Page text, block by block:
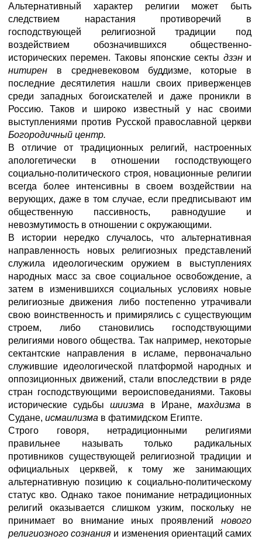
Альтернативный характер религии может быть
следствием нарастания противоречий в
господствующей религиозной традиции под
воздействием обозначившихся общественно-
исторических перемен. Таковы японские секты дзэн и
нитирен в средневековом буддизме, которые в
последние десятилетия нашли своих приверженцев
среди западных богоискателей и даже проникли в
Россию. Таков и широко известный у нас своими
выступлениями против Русской православной церкви
Богородичный центр.
В отличие от традиционных религий, настроенных
апологетически в отношении господствующего
социально-политического строя, новационные религии
всегда более интенсивны в своем воздействии на
верующих, даже в том случае, если предписывают им
общественную пассивность, равнодушие и
невозмутимость в отношении с окружающими.
В истории нередко случалось, что альтернативная
направленность новых религиозных представлений
служила идеологическим оружием в выступлениях
народных масс за свое социальное освобождение, а
затем в изменившихся социальных условиях новые
религиозные движения либо постепенно утрачивали
свою воинственность и примирялись с существующим
строем, либо становились господствующими
религиями нового общества. Так например, некоторые
сектантские направления в исламе, первоначально
служившие идеологической платформой народных и
оппозиционных движений, стали впоследствии в ряде
стран господствующими вероисповеданиями. Таковы
исторические судьбышиизма в Иране, махдизма в
Судане, исмаилизма в фатимидском Египте.
Строго говоря, нетрадиционными религиями
правильнее называть только радикальных
противников существующей религиозной традиции и
официальных церквей, к тому же занимающих
альтернативную позицию к социально-политическому
статус кво. Однако такое понимание нетрадиционных
религий оказывается слишком узким, поскольку не
принимает во внимание иных проявлений нового
религиозного сознания и изменения ориентаций самих